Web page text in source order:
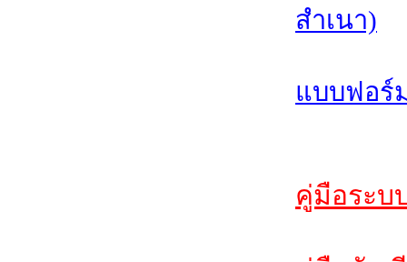
สำเนา)
แบบฟอร์
คู่มือระบ